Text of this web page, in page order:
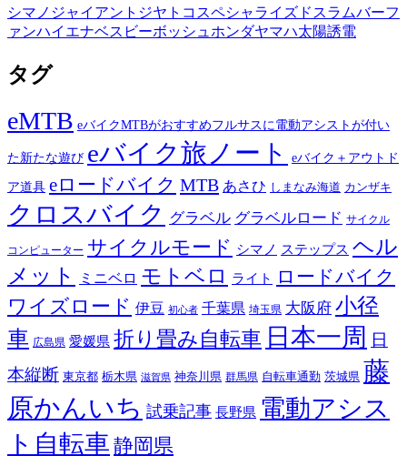
シマノ ジャイアント ジヤトコ スペシャライズド スラムバーフ
ァンハイエナベスビーボッシュ ホンダヤマハ太陽誘電
タグ
eMTB eバイクMTBがおすすめフルサスに電動アシストが付い
た新たな遊び eバイク旅ノート
eバイク＋アウトド
ア道具 eロードバイク MTB あさひ しまなみ海道 カンザキ
クロスバイク グラベル グラベルロード サイクル
コンピューター サイクルモード シマノ ステップス ヘル
メット
ミニベロ モトベロ ライト
ロードバイク
ワイズロード 伊豆 初心者 千葉県 埼玉県 大阪府 小径
車 広島県 愛媛県 折り畳み自転車 日本一周
日
本縦断 東京都 栃木県 滋賀県 神奈川県 群馬県 自転車通勤 茨城県 藤
原かんいち 試乗記事 長野県 電動アシス
ト自転車 静岡県